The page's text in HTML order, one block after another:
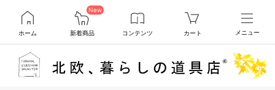
ホーム
New
新着商品 コンテンツ カート メニュー